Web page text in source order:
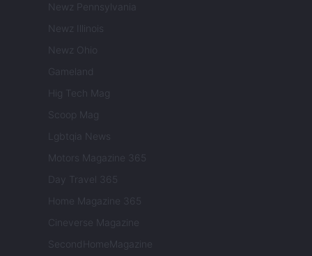
Newz Pennsylvania
Newz Illinois
Newz Ohio
Gameland
Hig Tech Mag
Scoop Mag
Lgbtqia News
Motors Magazine 365
Day Travel 365
Home Magazine 365
Cineverse Magazine
SecondHomeMagazine